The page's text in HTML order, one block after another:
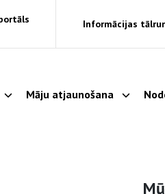
Informācijas
Parādīt apakšizvēlni
Māju atjaunošana Parādīt